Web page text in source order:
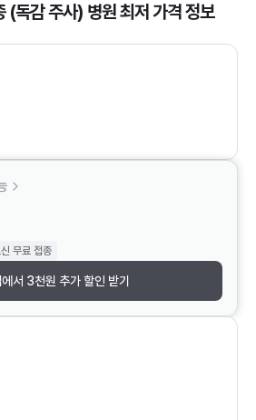
(독감 주사) 병원 최저 가격 정보
무료 접종
서 3천원 추가 할인 받기